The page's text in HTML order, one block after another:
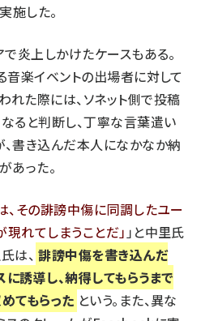
施した。
で炎上しかけたケースもある。
音楽イベントの出場者に対して
た際には、ソネット側で投稿
ると判断し、丁寧な言葉遣い
書き込んだ本人になかなか納
あった。
その誹謗中傷に同調したユー
れてしまうことだ 」と中里氏
は、 誹謗中傷を書き込んだ
誘導し、納得してもらうまで
てもらった という。また、異な